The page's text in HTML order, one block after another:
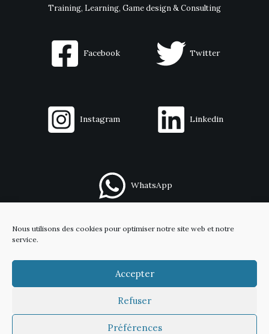
Nous utilisons des cookies pour optimiser notre site web et notre
service.
Accepter
Refuser
Préférences
Training, Learning, Game design & Consulting
Facebook Twitter
Instagram Linkedin
WhatsApp
Contact
Copyright © 2026 Capitaine Meeple